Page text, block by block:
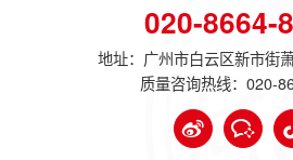
020-8664-
地址：广州市白云区新市街
质量咨询热线： 020-